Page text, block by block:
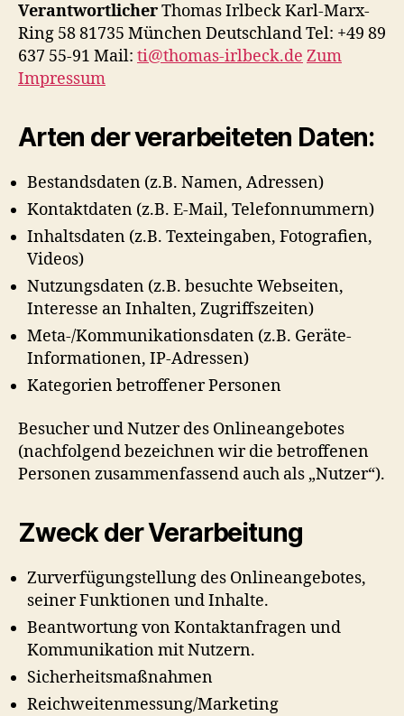
VerantwortlicherThomas Irlbeck Karl-Marx-
Ring 58 81735 München Deutschland Tel: +49 89
637 55-91 Mail: ti@thomas-irlbeck.de Zum
Impressum
Arten der verarbeiteten Daten:
Bestandsdaten (z.B. Namen, Adressen)
Kontaktdaten (z.B. E-Mail, Telefonnummern)
Inhaltsdaten (z.B. Texteingaben, Fotografien,
Videos)
Nutzungsdaten (z.B. besuchte Webseiten,
Interesse an Inhalten, Zugriffszeiten)
Meta-/Kommunikationsdaten (z.B. Geräte-
Informationen, IP-Adressen)
Kategorien betroffener Personen
Besucher und Nutzer des Onlineangebotes
(nachfolgend bezeichnen wir die betroffenen
Personen zusammenfassend auch als „Nutzer“).
Zweck der Verarbeitung
Zurverfügungstellung des Onlineangebotes,
seiner Funktionen und Inhalte.
Beantwortung von Kontaktanfragen und
Kommunikation mit Nutzern.
Sicherheitsmaßnahmen
Reichweitenmessung/Marketing